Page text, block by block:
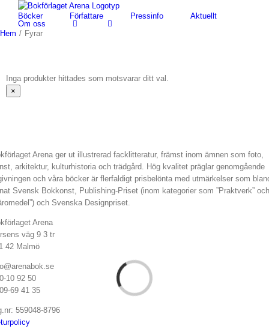
Fortsätt
innehållet
Böcker Författare Pressinfo
Aktuellt
Om oss
Hem / Fyrar
Inga produkter hittades som motsvarar ditt val.
Stäng
snabbvy
×
Arena ger ut illustrerad facklitteratur, främst inom ämnen som foto,
arkitektur, kulturhistoria och trädgård. Hög kvalitet präglar genomgående
och våra böcker är flerfaldigt prisbelönta med utmärkelser som
Svensk Bokkonst, Publishing-Priset (inom kategorier som ”Praktverk” och
och Svenska Designpriset.
Arena
väg 9 3 tr
42 Malmö
10 92 50
69 41 35
559048-8796